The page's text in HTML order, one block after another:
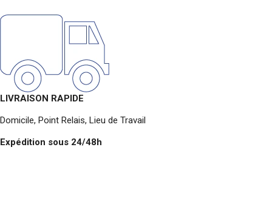
LIVRAISON RAPIDE
Domicile, Point Relais, Lieu de Travail
Expédition sous 24/48h